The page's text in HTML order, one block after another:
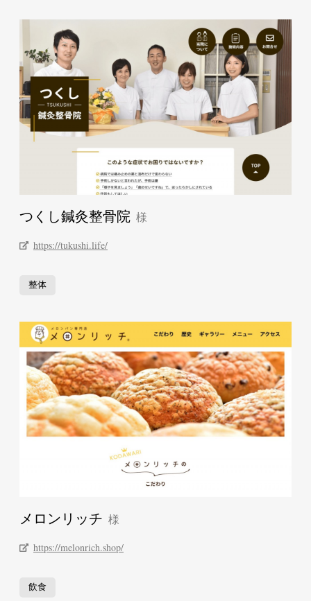
つくし鍼灸整骨院
https://tukushi.life/
整体
メロンリッチ
https://melonrich.shop/
飲食